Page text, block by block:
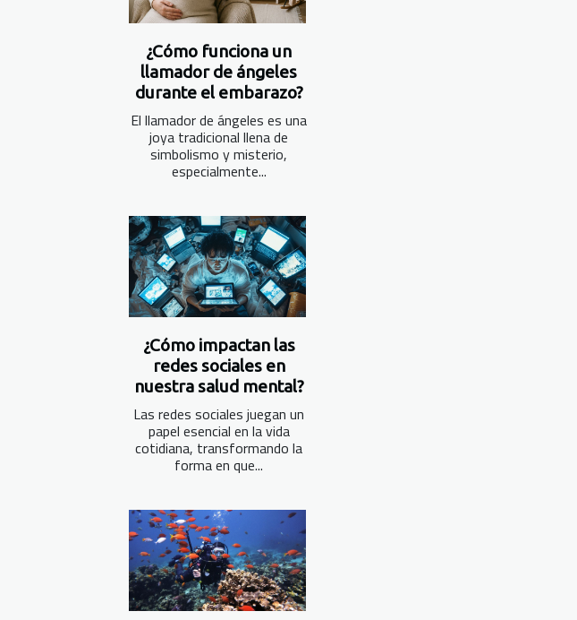
¿Cómo funciona un
llamador de ángeles
durante el embarazo?
El llamador de ángeles es una
joya tradicional llena de
simbolismo y misterio,
especialmente...
¿Cómo impactan las
redes sociales en
nuestra salud mental?
Las redes sociales juegan un
papel esencial en la vida
cotidiana, transformando la
forma en que...